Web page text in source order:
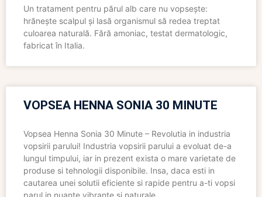
Un tratament pentru părul alb care nu vopsește:
hrănește scalpul și lasă organismul să redea treptat
culoarea naturală. Fără amoniac, testat dermatologic,
fabricat în Italia.
VOPSEA HENNA SONIA 30 MINUTE
Vopsea Henna Sonia 30 Minute – Revolutia in industria
vopsirii parului! Industria vopsirii parului a evoluat de-a
lungul timpului, iar in prezent exista o mare varietate de
produse si tehnologii disponibile. Insa, daca esti in
cautarea unei solutii eficiente si rapide pentru a-ti vopsi